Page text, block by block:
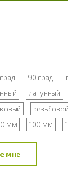
90 град
латунный
резьбовой
мм 100 мм
мне